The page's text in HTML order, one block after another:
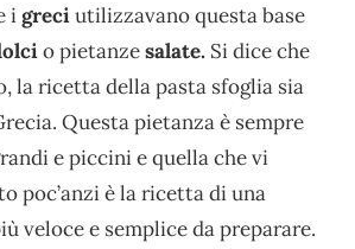
igreciutilizzavano questa base
o pietanzesalate. Si dice che
la ricetta della pasta sfoglia sia
Questa pietanza è sempre
e piccini e quella che vi
poc’anzi è la ricetta di una
veloce e semplice da preparare.